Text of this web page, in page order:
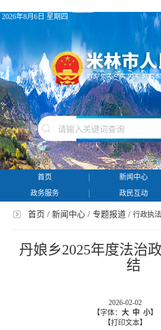
2026年8月6日 星期四
首页 新闻中心
政务服务
政民互动
首页 /新闻中心 /专题报道 /行政执
丹娘乡2025年度法治
结
2026-02-02
【字体： 大 中 小】
【打印文本】